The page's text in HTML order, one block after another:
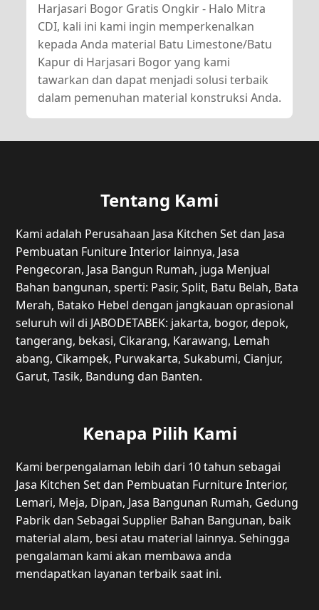
Harjasari Bogor Gratis Ongkir - Halo Mitra
CDI, kali ini kami ingin memperkenalkan
kepada Anda material Batu Limestone/Batu
Kapur di Harjasari Bogor yang kami
tawarkan dan dapat menjadi solusi terbaik
dalam pemenuhan material konstruksi Anda.
Tentang Kami
Kami adalah Perusahaan Jasa Kitchen Set dan Jasa
Pembuatan Funiture Interior lainnya, Jasa
Pengecoran, Jasa Bangun Rumah, juga Menjual
Bahan bangunan, sperti: Pasir, Split, Batu Belah, Bata
Merah, Batako Hebel dengan jangkauan oprasional
seluruh wil di JABODETABEK: jakarta, bogor, depok,
tangerang, bekasi, Cikarang, Karawang, Lemah
abang, Cikampek, Purwakarta, Sukabumi, Cianjur,
Garut, Tasik, Bandung dan Banten.
Kenapa Pilih Kami
Kami berpengalaman lebih dari 10 tahun sebagai
Jasa Kitchen Set dan Pembuatan Furniture Interior,
Lemari, Meja, Dipan, Jasa Bangunan Rumah, Gedung
Pabrik dan Sebagai Supplier Bahan Bangunan, baik
material alam, besi atau material lainnya. Sehingga
pengalaman kami akan membawa anda
mendapatkan layanan terbaik saat ini.